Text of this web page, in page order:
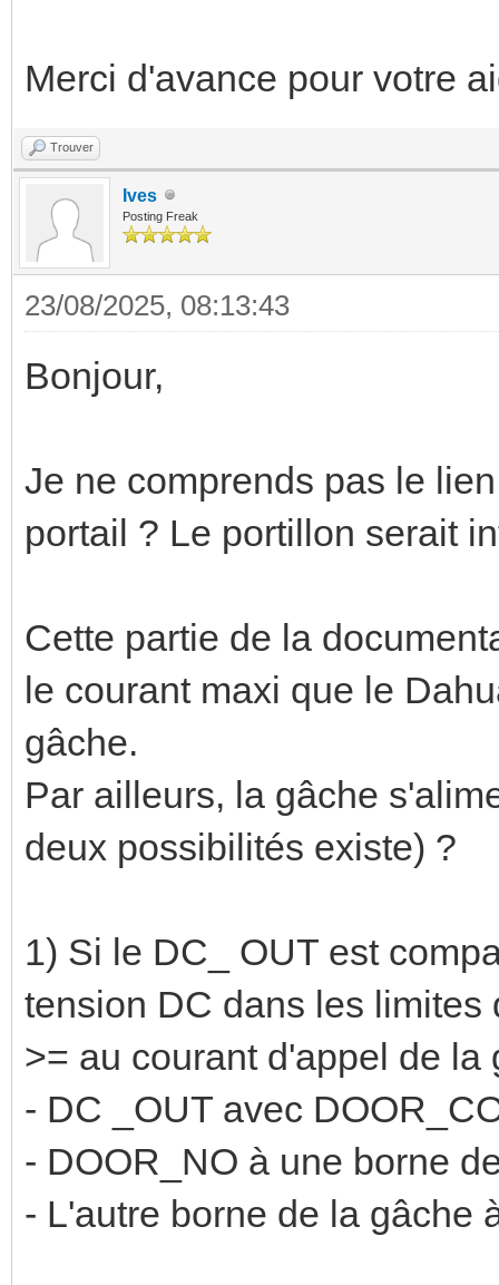
Merci d'avance pour votre
Trouver
Ives
Posting Freak
23/08/2025, 08:13:43
Bonjour,
Je ne comprends pas le
portail ? Le portillon serait
Cette partie de la
le courant maxi que le
gâche.
Par ailleurs, la gâche
deux possibilités existe) ?
1) Si le DC_ OUT est
tension DC dans les
>= au courant d'appel de la
- DC _OUT avec
- DOOR_NO à une borne
- L'autre borne de la gâche